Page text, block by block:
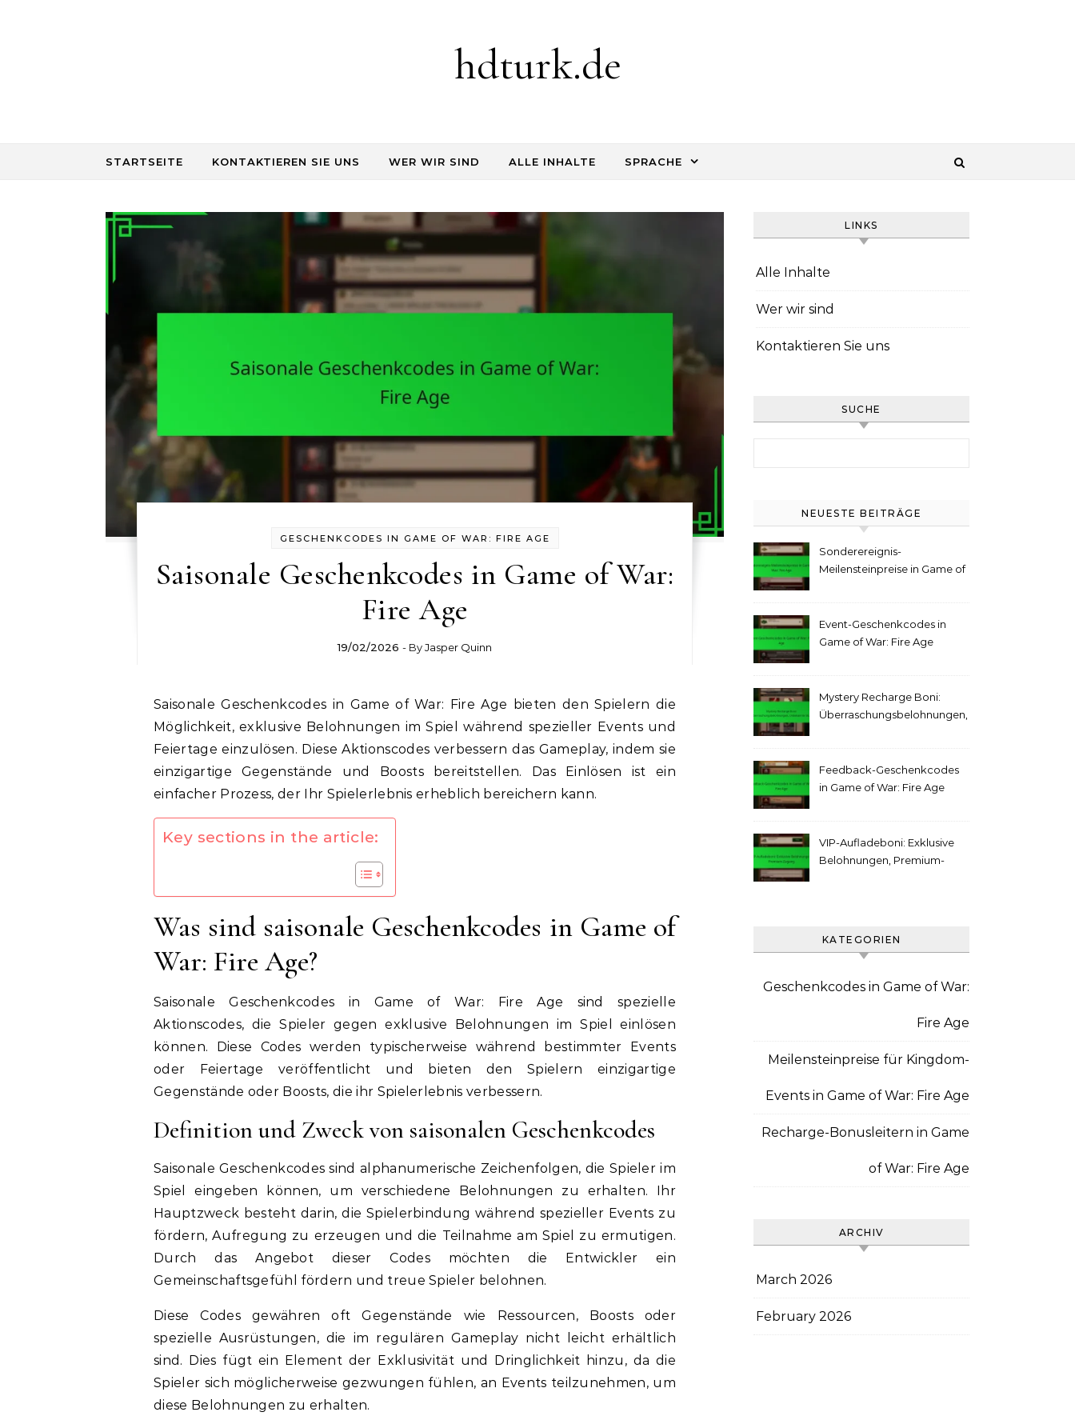
hdturk.de
STARTSEITE KONTAKTIEREN SIE UNS WER WIR SIND ALLE INHALTE SPRACHE
GESCHENKCODES IN GAME OF WAR: FIRE AGE
Saisonale Geschenkcodes in Game of War:
Fire Age
19/02/2026 - ByJasper Quinn
Saisonale Geschenkcodes in Game of War: Fire Age bieten den Spielern die
Möglichkeit, exklusive Belohnungen im Spiel während spezieller Events und
Feiertage einzulösen. Diese Aktionscodes verbessern das Gameplay, indem sie
einzigartige Gegenstände und Boosts bereitstellen. Das Einlösen ist ein
einfacher Prozess, der Ihr Spielerlebnis erheblich bereichern kann.
Key sections in the article:
Was sind saisonale Geschenkcodes in Game of
War: Fire Age?
Saisonale Geschenkcodes in Game of War: Fire Age sind spezielle
Aktionscodes, die Spieler gegen exklusive Belohnungen im Spiel einlösen
können. Diese Codes werden typischerweise während bestimmter Events
oder Feiertage veröffentlicht und bieten den Spielern einzigartige
Gegenstände oder Boosts, die ihr Spielerlebnis verbessern.
Definition und Zweck von saisonalen Geschenkcodes
Saisonale Geschenkcodes sind alphanumerische Zeichenfolgen, die Spieler im
Spiel eingeben können, um verschiedene Belohnungen zu erhalten. Ihr
Hauptzweck besteht darin, die Spielerbindung während spezieller Events zu
fördern, Aufregung zu erzeugen und die Teilnahme am Spiel zu ermutigen.
Durch das Angebot dieser Codes möchten die Entwickler ein
Gemeinschaftsgefühl fördern und treue Spieler belohnen.
Diese Codes gewähren oft Gegenstände wie Ressourcen, Boosts oder
spezielle Ausrüstungen, die im regulären Gameplay nicht leicht erhältlich
sind. Dies fügt ein Element der Exklusivität und Dringlichkeit hinzu, da die
Spieler sich möglicherweise gezwungen fühlen, an Events teilzunehmen, um
diese Belohnungen zu erhalten.
LINKS
Alle Inhalte
Wer wir sind
Kontaktieren Sie uns
SUCHE
NEUESTE BEITRÄGE
Sonderereignis-
Meilensteinpreise in Game of
Event-Geschenkcodes in
Game of War: Fire Age
Mystery Recharge Boni:
Überraschungsbelohnungen,
Feedback-Geschenkcodes
in Game of War: Fire Age
VIP-Aufladeboni: Exklusive
Belohnungen, Premium-
KATEGORIEN
Geschenkcodes in Game of War:
Fire Age
Meilensteinpreise für Kingdom-
Events in Game of War: Fire Age
Recharge-Bonusleitern in Game
of War: Fire Age
ARCHIV
March 2026
February 2026